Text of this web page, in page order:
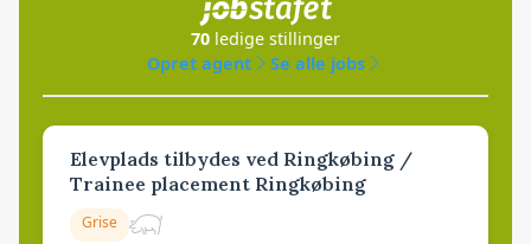
70 ledige stillinger
Opret agent
Se alle jobs
Elevplads tilbydes ved Ringkøbing /
Trainee placement Ringkøbing
Grise